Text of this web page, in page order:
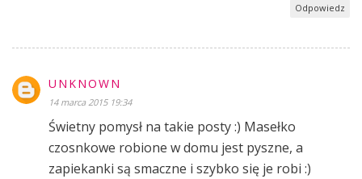
Odpowiedz
UNKNOWN
14 marca 2015 19:34
Świetny pomysł na takie posty :) Masełko
czosnkowe robione w domu jest pyszne, a
zapiekanki są smaczne i szybko się je robi :)